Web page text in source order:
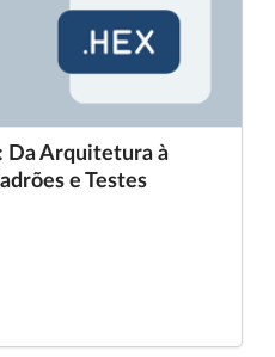
Da Arquitetura à
e Testes